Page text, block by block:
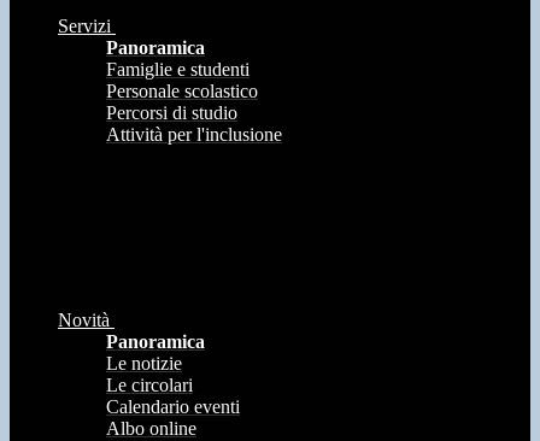
Servizi
Panoramica
Famiglie e studenti
Personale scolastico
Percorsi di studio
Attività per l'inclusione
Novità
Panoramica
Le notizie
Le circolari
Calendario eventi
Albo online